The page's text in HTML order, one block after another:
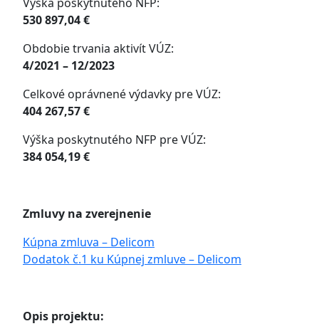
530 897,04 €
Obdobie trvania aktivít VÚZ:
4/2021 – 12/2023
Celkové oprávnené výdavky pre VÚZ:
404 267,57 €
Výška poskytnutého NFP pre VÚZ:
384 054,19 €
Zmluvy na zverejnenie
Kúpna zmluva – Delicom
Dodatok č.1 ku Kúpnej zmluve – Delicom
Opis projektu: